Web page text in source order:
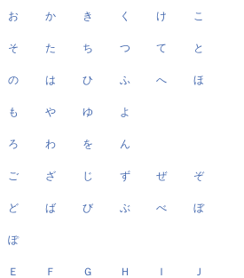
お か き く け こ
そ た ち つ て と
の は ひ ふ へ ほ
も や ゆ よ
ろ わ を ん
ご ざ じ ず ぜ ぞ
ど ば び ぶ べ ぼ
ぽ
Ｅ Ｆ Ｇ Ｈ Ｉ Ｊ